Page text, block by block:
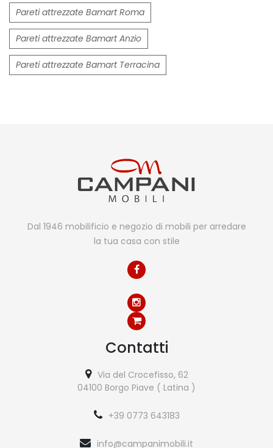
Pareti attrezzate Bamart Roma
Pareti attrezzate Bamart Anzio
Pareti attrezzate Bamart Terracina
Dal 1946 mobilificio e negozio di mobili per arredare
la tua casa con stile
Contatti
Via del Crocefisso, 62
04100 Borgo Piave ( Latina )
+39 0773 643183
info@campanimobili.it